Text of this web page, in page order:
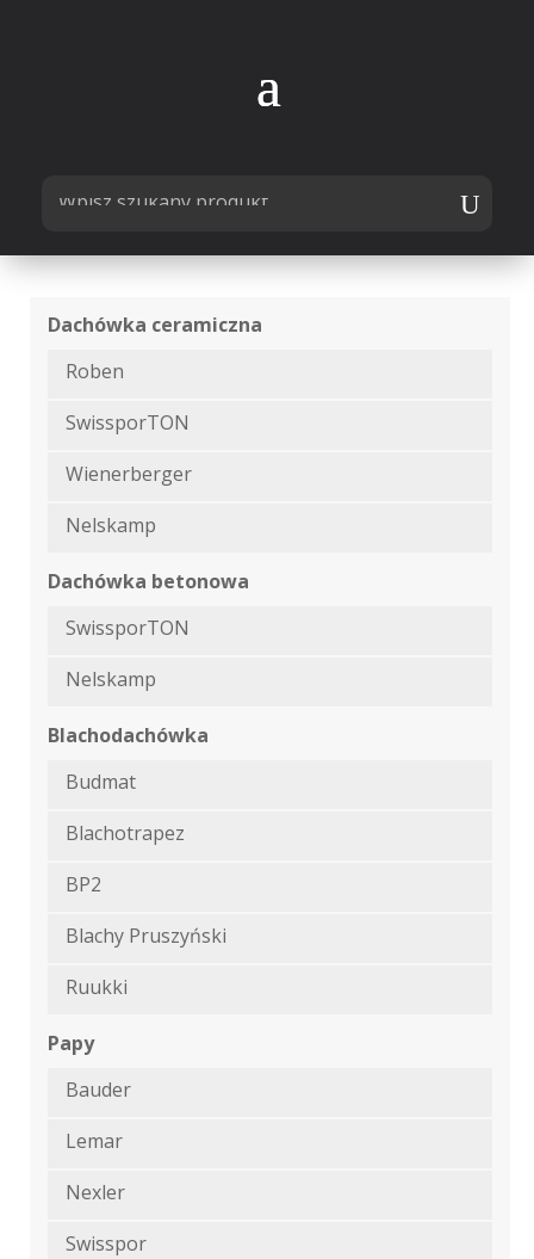
Dachówka ceramiczna
Roben
SwissporTON
Wienerberger
Nelskamp
Dachówka betonowa
SwissporTON
Nelskamp
Blachodachówka
Budmat
Blachotrapez
BP2
Blachy Pruszyński
Ruukki
Papy
Bauder
Lemar
Nexler
Swisspor